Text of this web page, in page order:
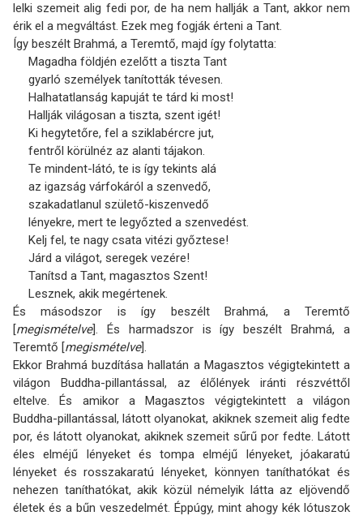
lelki szemeit alig fedi por, de ha nem hallják a Tant, akkor nem
érik el a megváltást. Ezek meg fogják érteni a Tant.
Így beszélt Brahmá, a Teremtő, majd így folytatta:
Magadha földjén ezelőtt a tiszta Tant
gyarló személyek tanították tévesen.
Halhatatlanság kapuját te tárd ki most!
Hallják világosan a tiszta, szent igét!
Ki hegytetőre, fel a sziklabércre jut,
fentről körülnéz az alanti tájakon.
Te mindent-látó, te is így tekints alá
az igazság várfokáról a szenvedő,
szakadatlanul születő-kiszenvedő
lényekre, mert te legyőzted a szenvedést.
Kelj fel, te nagy csata vitézi győztese!
Járd a világot, seregek vezére!
Tanítsd a Tant, magasztos Szent!
Lesznek, akik megértenek.
És másodszor is így beszélt Brahmá, a Teremtő
[megismételve]. És harmadszor is így beszélt Brahmá, a
Teremtő [megismételve].
Ekkor Brahmá buzdítása hallatán a Magasztos végigtekintett a
világon Buddha-pillantással, az élőlények iránti részvéttől
eltelve. És amikor a Magasztos végigtekintett a világon
Buddha-pillantással, látott olyanokat, akiknek szemeit alig fedte
por, és látott olyanokat, akiknek szemeit sűrű por fedte. Látott
éles elméjű lényeket és tompa elméjű lényeket, jóakaratú
lényeket és rosszakaratú lényeket, könnyen taníthatókat és
nehezen taníthatókat, akik közül némelyik látta az eljövendő
életek és a bűn veszedelmét. Éppúgy, mint ahogy kék lótuszok